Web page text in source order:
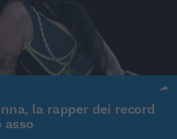
la rapper dei record
asso